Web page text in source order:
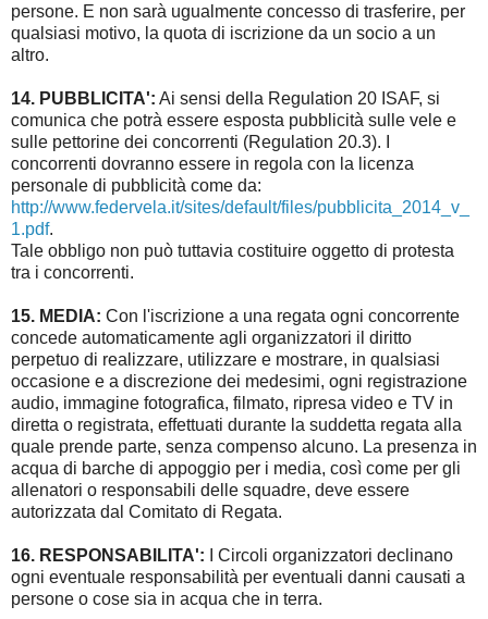
persone. E non sarà ugualmente concesso di trasferire, per
qualsiasi motivo, la quota di iscrizione da un socio a un
altro.
14. PUBBLICITA': Ai sensi della Regulation 20 ISAF, si
comunica che potrà essere esposta pubblicità sulle vele e
sulle pettorine dei concorrenti (Regulation 20.3). I
concorrenti dovranno essere in regola con la licenza
personale di pubblicità come da:
http://www.federvela.it/sites/default/files/pubblicita_2014_v_
1.pdf.
Tale obbligo non può tuttavia costituire oggetto di protesta
tra i concorrenti.
15. MEDIA: Con l'iscrizione a una regata ogni concorrente
concede automaticamente agli organizzatori il diritto
perpetuo di realizzare, utilizzare e mostrare, in qualsiasi
occasione e a discrezione dei medesimi, ogni registrazione
audio, immagine fotografica, filmato, ripresa video e TV in
diretta o registrata, effettuati durante la suddetta regata alla
quale prende parte, senza compenso alcuno. La presenza in
acqua di barche di appoggio per i media, così come per gli
allenatori o responsabili delle squadre, deve essere
autorizzata dal Comitato di Regata.
16. RESPONSABILITA': I Circoli organizzatori declinano
ogni eventuale responsabilità per eventuali danni causati a
persone o cose sia in acqua che in terra.